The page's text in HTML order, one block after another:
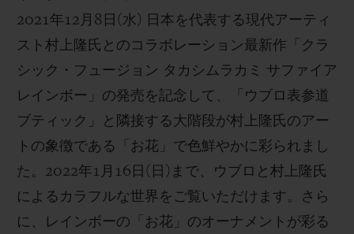
2021年12月 8 日 (水) 日本を代表する現代アーティ
スト村上隆氏とのコラボレーション最新作「クラ
シック・フュージョン タカシムラカミ サファイア
レインボー」の発売を記念して、「ウブロ表参道
ブティック」と隣接する大階段が村上隆氏のアー
トの象徴である「お花」で色鮮やかに彩られまし
た。 2022年1 月 16 日 ( 日 ) まで、ウブロと村上隆氏
によるカラフルな世界をご覧いただけます。さら
に、レインボーの「お花」のオーナメントが彩る